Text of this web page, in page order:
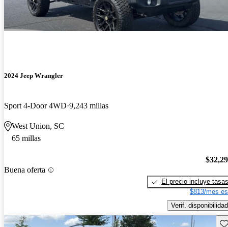
2024 Jeep Wrangler
Sport 4-Door 4WD 9,243 millas
West Union, SC
65 millas
Buena oferta
El precio incluye tasas
$813/mes
Verif. disponibilidad